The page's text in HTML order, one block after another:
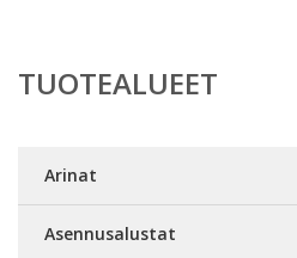
TUOTEALUEET
Arinat
Asennusalustat